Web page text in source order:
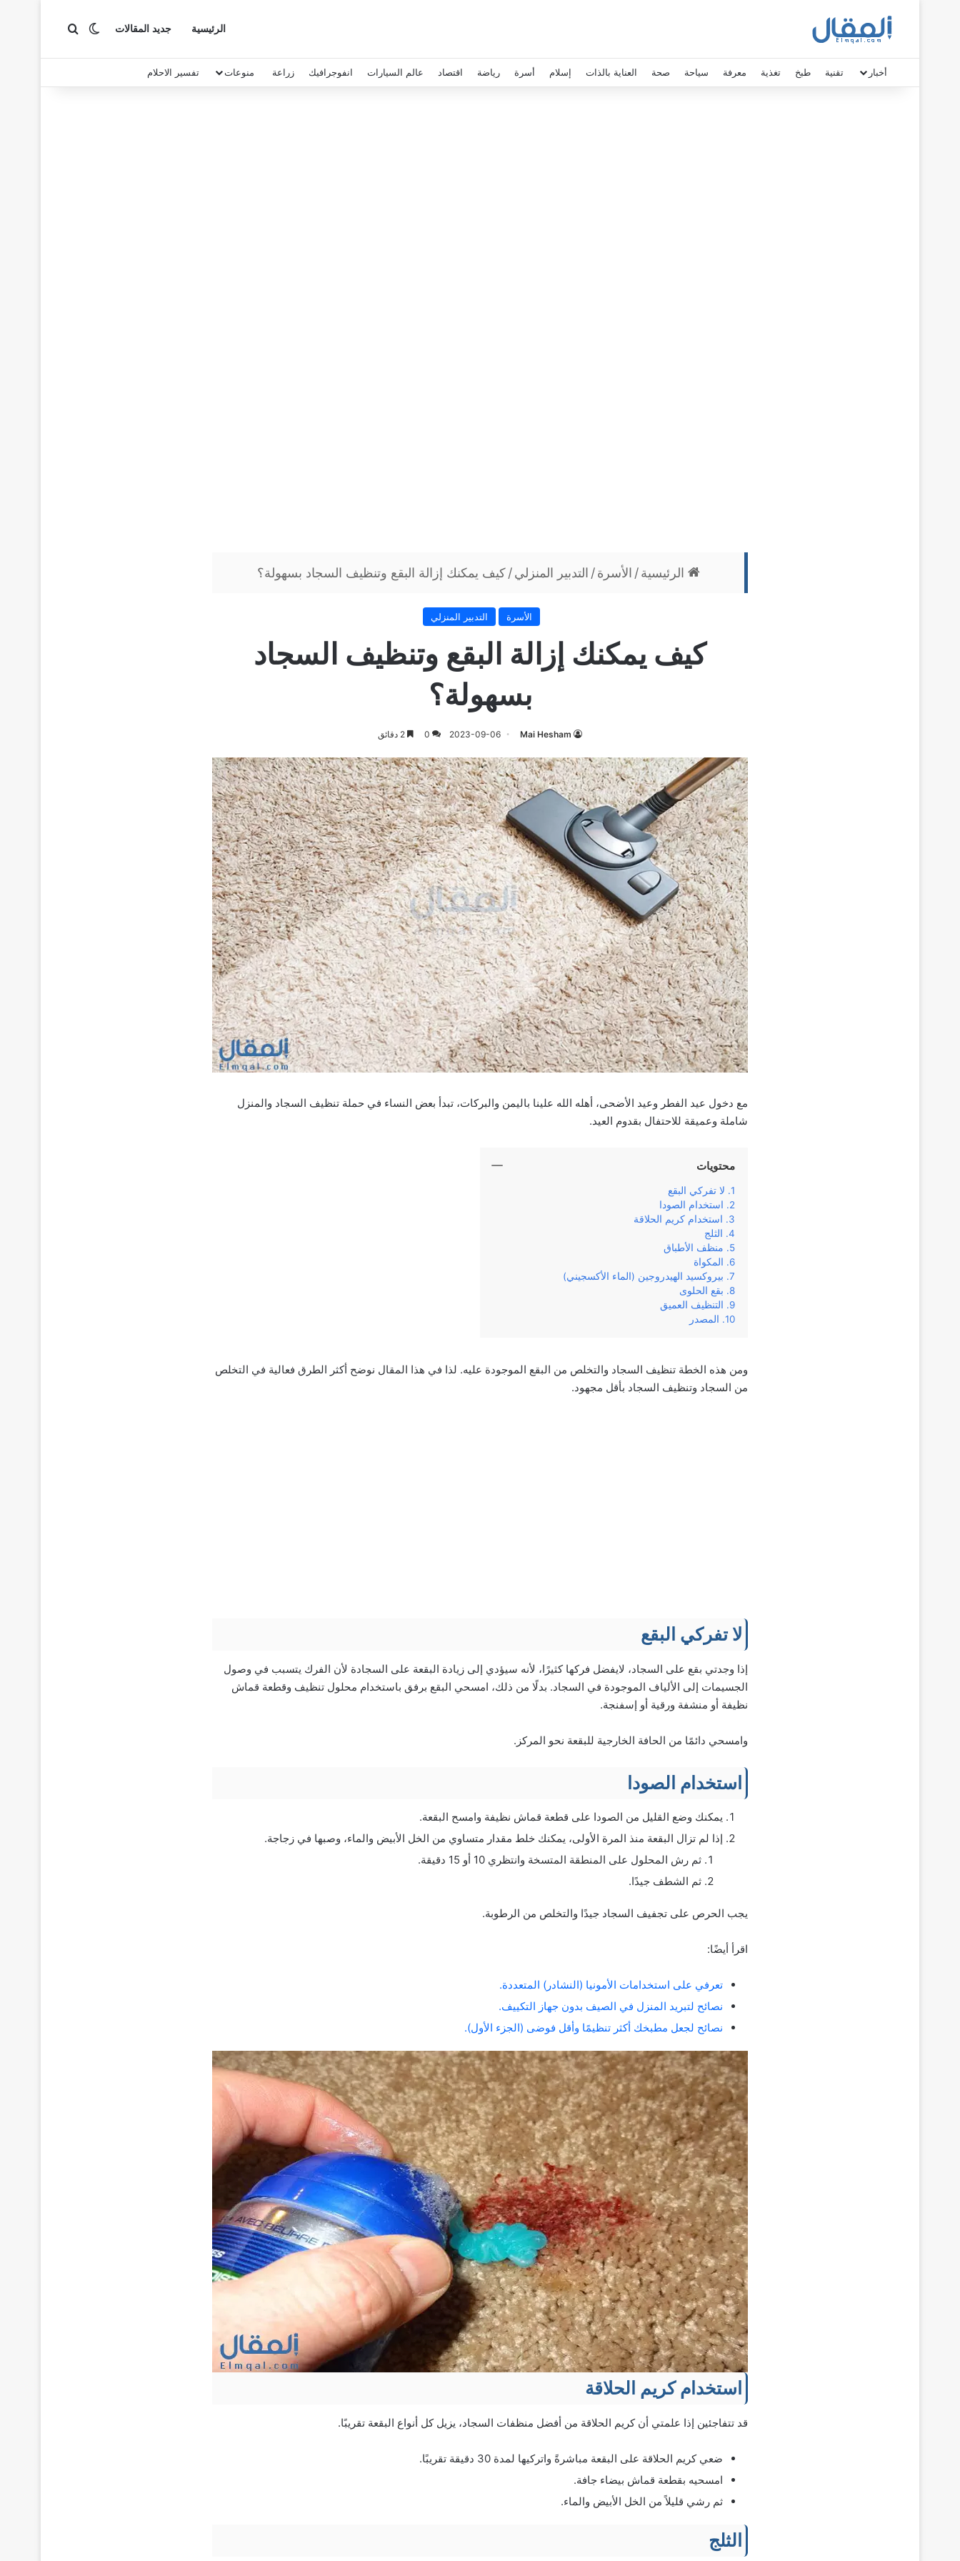
الرئيسية جديد المقالات الوضع المظلم
بحث عن
أخبار تقنية طبخ تغذية معرفة سياحة صحة العناية بالذات إسلام أسرة رياضة اقتصاد عالم السيارات انفوجرافيك زراعة منوعات تفسير الاحلام
الرئيسية / الأسرة / التدبير المنزلي / كيف يمكنك إزالة البقع وتنظيف السجاد بسهولة؟
الأسرة التدبير المنزلي
كيف يمكنك إزالة البقع وتنظيف السجاد
بسهولة؟
Mai Hesham
2023-09-06
0
مع دخول عيد الفطر وعيد الأضحى، أهله الله علينا باليمن والبركات، تبدأ بعض النساء في حملة تنظيف السجاد والمنزل
شاملة وعميقة للاحتفال بقدوم العيد.
محتويات
لا تفركي البقع
استخدام الصودا
استخدام كريم الحلاقة
الثلج
منظف الأطباق
المكواة
بيروكسيد الهيدروجين (الماء الأكسجيني)
بقع الحلوى
التنظيف العميق
المصدر
ومن هذه الخطة تنظيف السجاد والتخلص من البقع الموجودة عليه. لذا في هذا المقال نوضح أكثر الطرق فعالية في التخلص
من السجاد وتنظيف السجاد بأقل مجهود.
لا تفركي البقع
إذا وجدتي بقع على السجاد، لايفضل فركها كثيرًا، لأنه سيؤدي إلى زيادة البقعة على السجادة لأن الفرك يتسبب في وصول
الجسيمات إلى الألياف الموجودة في السجاد. بدلًا من ذلك، امسحي البقع برفق باستخدام محلول تنظيف وقطعة قماش
نظيفة أو منشفة ورقية أو إسفنجة.
وامسحي دائمًا من الحافة الخارجية للبقعة نحو المركز.
استخدام الصودا
يمكنك وضع القليل من الصودا على قطعة قماش نظيفة وامسح البقعة.
إذا لم تزال البقعة منذ المرة الأولى، يمكنك خلط مقدار متساوي من الخل الأبيض والماء، وصبها في زجاجة.
ثم رش المحلول على المنطقة المتسخة وانتظري 10 أو 15 دقيقة.
ثم الشطف جيدًا.
يجب الحرص على تجفيف السجاد جيدًا والتخلص من الرطوبة.
اقرأ أيضًا:
تعرفي على استخدامات الأمونيا (النشادر) المتعددة.
نصائح لتبريد المنزل في الصيف بدون جهاز التكييف.
نصائح لجعل مطبخك أكثر تنظيمًا وأقل فوضى (الجزء الأول).
استخدام كريم الحلاقة
قد تتفاجئين إذا علمتي أن كريم الحلاقة من أفضل منظفات السجاد، يزيل كل أنواع البقعة تقريبًا.
ضعي كريم الحلاقة على البقعة مباشرةً واتركيها لمدة 30 دقيقة تقريبًا.
امسحيه بقطعة قماش بيضاء جافة.
ثم رشي قليلاً من الخل الأبيض والماء.
الثلج